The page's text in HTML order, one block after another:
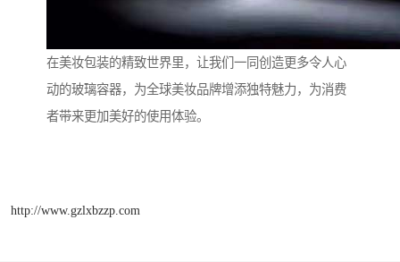
在美妆包装的精致世界里，让我们一同创造更多令人心
动的玻璃容器，为全球美妆品牌增添独特魅力，为消费
者带来更加美好的使用体验。
http://www.gzlxbzzp.com